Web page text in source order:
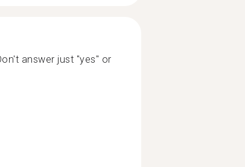
answer just "yes" or